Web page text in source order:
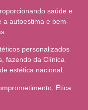
saúde e
a autoestima e bem-
personalizados
fazendo da Clínica
estética nacional.
Ética.